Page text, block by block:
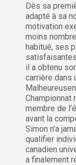
Dès sa
adapté à sa
motivation
moins
habitué, ses
il a obtenu
carrière dans
Championnat
membre de
avant la
Simon n’a
qualifier
canadien
a finalement